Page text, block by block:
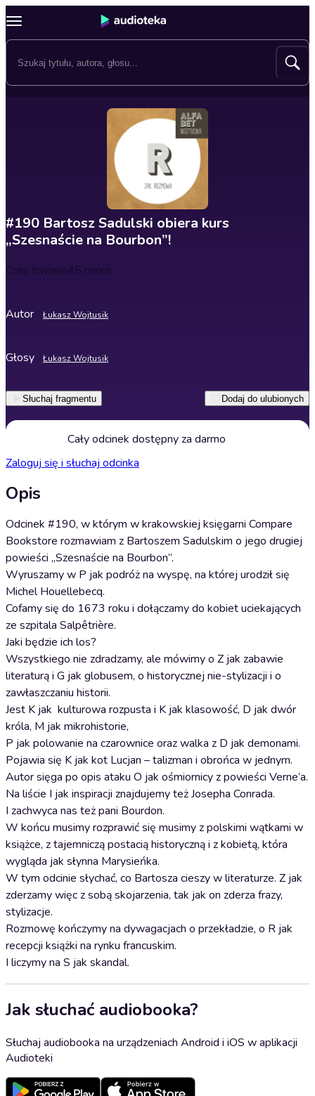
#190 Bartosz Sadulski obiera kurs
„Szesnaście na Bourbon”!
Czas trwania45 minut
Autor Łukasz Wojtusik
Głosy Łukasz Wojtusik
Słuchaj fragmentu Dodaj do ulubionych
Cały odcinek dostępny za darmo
Zaloguj się i słuchaj odcinka
Opis
Odcinek #190, w którym w krakowskiej księgarni Compare
Bookstore rozmawiam z Bartoszem Sadulskim o jego drugiej
powieści „Szesnaście na Bourbon”.
Wyruszamy w P jak podróż na wyspę, na której urodził się
Michel Houellebecq.
Cofamy się do 1673 roku i dołączamy do kobiet uciekających
ze szpitala Salpêtrière.
Jaki będzie ich los?
Wszystkiego nie zdradzamy, ale mówimy o Z jak zabawie
literaturą i G jak globusem, o historycznej nie-stylizacji i o
zawłaszczaniu historii.
Jest K jak kulturowa rozpusta i K jak klasowość, D jak dwór
króla, M jak mikrohistorie,
P jak polowanie na czarownice oraz walka z D jak demonami.
Pojawia się K jak kot Lucjan – talizman i obrońca w jednym.
Autor sięga po opis ataku O jak ośmiornicy z powieści Verne’a.
Na liście I jak inspiracji znajdujemy też Josepha Conrada.
I zachwyca nas też pani Bourdon.
W końcu musimy rozprawić się musimy z polskimi wątkami w
książce, z tajemniczą postacią historyczną i z kobietą, która
wygląda jak słynna Marysieńka.
W tym odcinie słychać, co Bartosza cieszy w literaturze. Z jak
zderzamy więc z sobą skojarzenia, tak jak on zderza frazy,
stylizacje.
Rozmowę kończymy na dywagacjach o przekładzie, o R jak
recepcji książki na rynku francuskim.
I liczymy na S jak skandal.
Jak słuchać audiobooka?
Słuchaj audiobooka na urządzeniach Android i iOS w aplikacji
Audioteki